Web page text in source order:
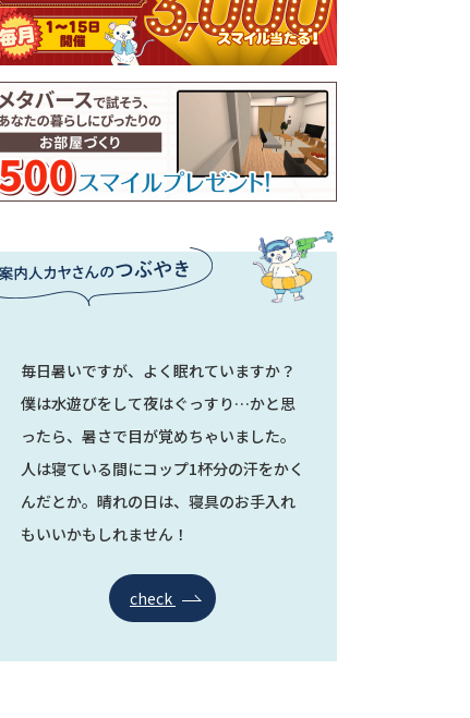
毎日暑いですが、よく眠れていますか？
僕は水遊びをして夜はぐっすり…かと思
ったら、暑さで目が覚めちゃいました。
人は寝ている間にコップ1杯分の汗をかく
んだとか。晴れの日は、寝具のお手入れ
もいいかもしれません！
check